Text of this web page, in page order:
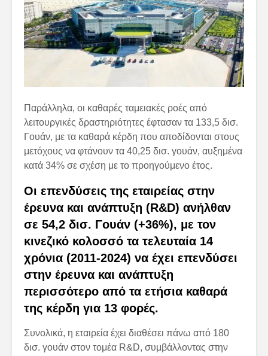
Παράλληλα, οι καθαρές ταμειακές ροές από
λειτουργικές δραστηριότητες έφτασαν τα 133,5 δισ.
Γουάν, με τα καθαρά κέρδη που αποδίδονται στους
μετόχους να φτάνουν τα 40,25 δισ. γουάν, αυξημένα
κατά 34% σε σχέση με το προηγούμενο έτος.
Οι επενδύσεις της εταιρείας στην
έρευνα και ανάπτυξη (R&D) ανήλθαν
σε 54,2 δισ. Γουάν (+36%), με τον
κινεζικό κολοσσό τα τελευταία 14
χρόνια (2011-2024) να έχει επενδύσει
στην έρευνα και ανάπτυξη
περισσότερο από τα ετήσια καθαρά
της κέρδη για 13 φορές.
Συνολικά, η εταιρεία έχει διαθέσει πάνω από 180
δισ. γουάν στον τομέα R&D, συμβάλλοντας στην